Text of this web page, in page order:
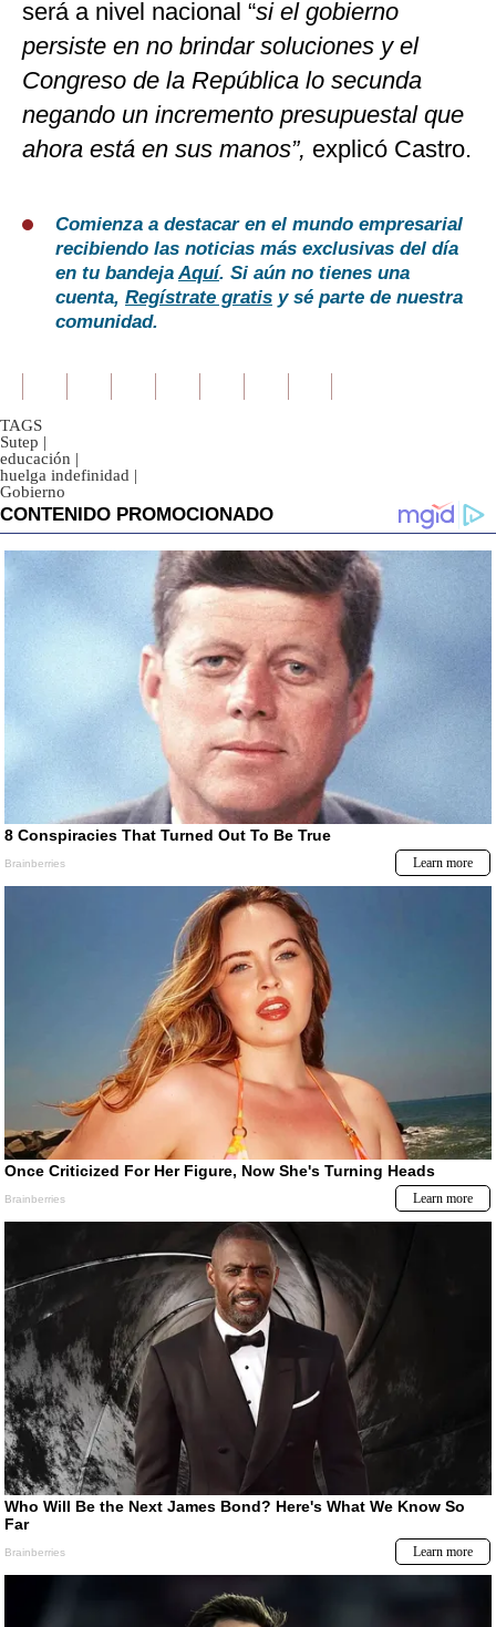
será a nivel nacional “si el gobierno
persiste en no brindar soluciones y el
Congreso de la República lo secunda
negando un incremento presupuestal que
ahora está en sus manos”, explicó Castro.
Comienza a destacar en el mundo empresarial
recibiendo las noticias más exclusivas del día
en tu bandejaAquí. Si aún no tienes una
cuenta, Regístrate gratis y sé parte de nuestra
comunidad.
TAGS
Sutep |
educación |
huelga indefinidad |
Gobierno